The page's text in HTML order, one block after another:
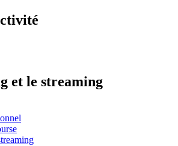
et le streaming